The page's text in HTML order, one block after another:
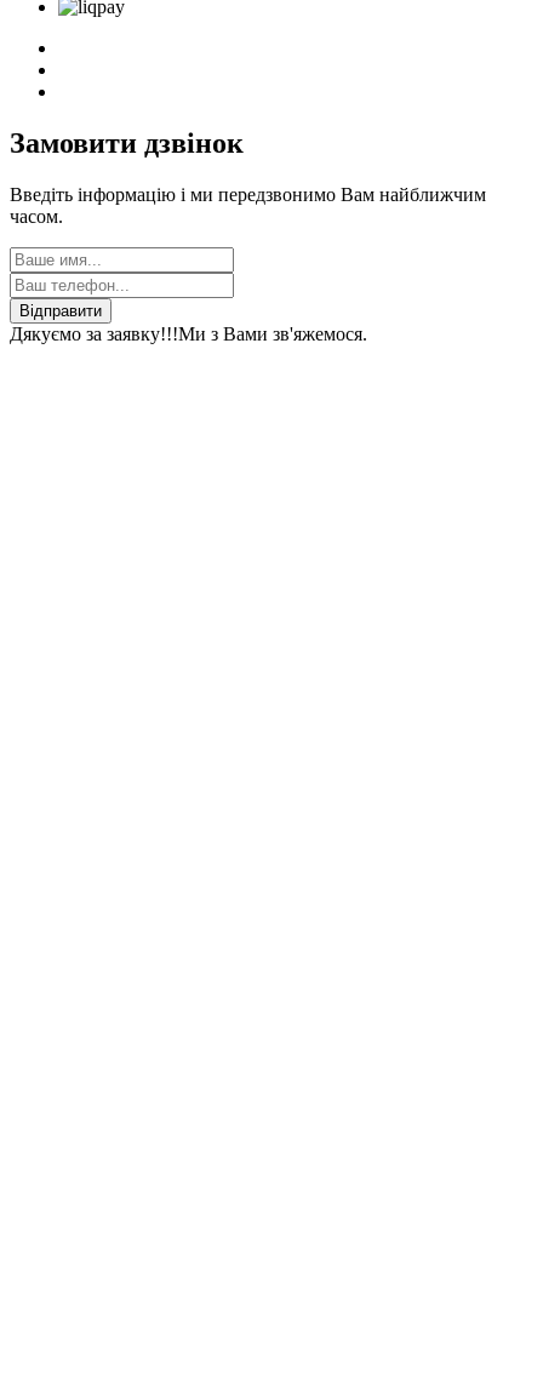
Замовити дзвінок
Введіть інформацію і ми передзвонимо Вам найближчим
часом.
Відправити
Дякуємо за заявку!!!Ми з Вами зв'яжемося.